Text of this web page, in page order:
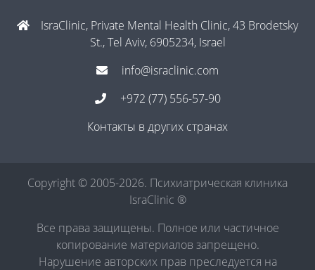
IsraClinic, Private Mental Health Clinic, 43 Brodetsky
St., Tel Aviv, 6905234, Israel
info@israclinic.com
+972 (77) 556-57-90
Контакты в других странах
Copyright © 2005-2026. Психиатрическая клиника
IsraClinic ®
Все права защищены. Полное или частичное
копирование материалов запрещено.
Нарушение авторских прав преследуется на